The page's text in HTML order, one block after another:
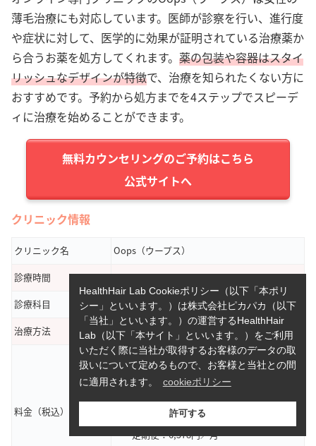
薄毛治療にも対応しています。医師が診察を行い、進行度
や症状に対して、医学的に効果が証明されている治療薬か
ら合うお薬を処方してくれます。 薬の包装や容器はスタイ
リッシュなデザインが特徴で、治療を知られたくない方に
おすすめです。予約から処方までを4ステップでスピーデ
ィに治療を始めることができます。
公式サイトへ
クリニック情報
クリニック名
Oops（ウープス）
診療時間
10:00～22:00
診療科目
AGA/FAGA、美容皮膚科、ピル処方等
治療方法
内服薬、外用薬
料金（税込）
●ミノキシジル外用薬
・単月：7,865円
・定期便：6,078円～7,150円／月
ミノキシジル内服薬2.5mg（28錠）
・単月：7,236円
・定期便：6,578円／月
HealthHair Lab Cookieポリシー（以下「本ポリ
シー」といいます。）は株式会社ピカパカ（以下
「当社」といいます。）の運営するHealthHair
Lab（以下「本サイト」といいます。）をご利用
いただく際に当社が取得するお客様のデータの取
扱いについて定めるもので、お客様と当社との間
に適用されます。
cookieポリシー
許可する